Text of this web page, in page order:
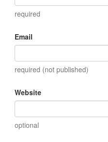
required
Email
required (not published)
Website
optional